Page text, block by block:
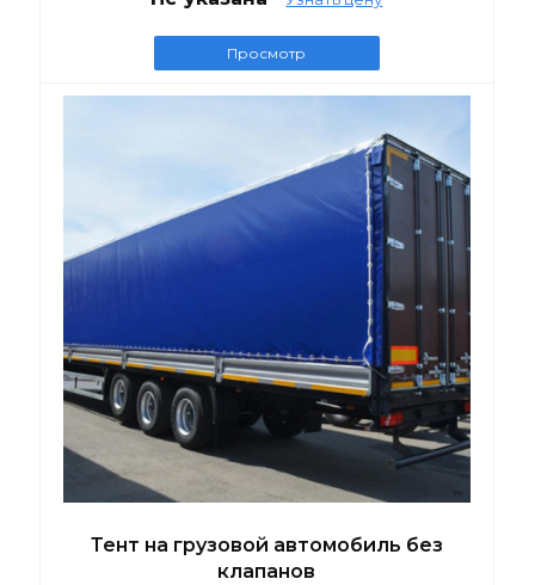
Просмотр
Тент на грузовой автомобиль без
клапанов